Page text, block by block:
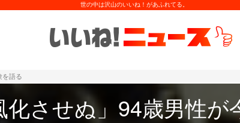
世の中は沢山のいいね！があふれてる。
を語る
化させぬ」94歳男性